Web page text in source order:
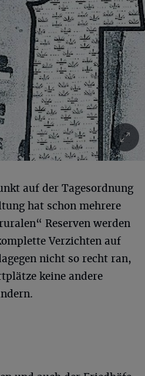
auf der Tagesordnung
hat schon mehrere
Reserven werden
Verzichten auf
nicht so recht ran,
keine andere